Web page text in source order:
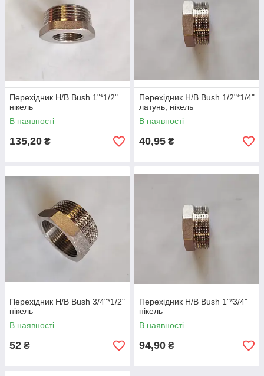
Перехідник Н/В Bush 1"*1/2"
нікель
В наявності
135,20 ₴
Перехідник Н/В Bush 1/2"*1/4"
латунь, нікель
В наявності
40,95 ₴
Перехідник Н/В Bush 3/4"*1/2"
нікель
В наявності
52 ₴
Перехідник Н/В Bush 1"*3/4"
нікель
В наявності
94,90 ₴